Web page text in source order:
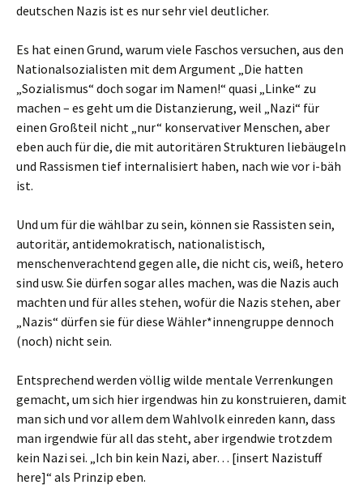
deutschen Nazis ist es nur sehr viel deutlicher.
Es hat einen Grund, warum viele Faschos versuchen, aus den
Nationalsozialisten mit dem Argument „Die hatten
„Sozialismus“ doch sogar im Namen!“ quasi „Linke“ zu
machen – es geht um die Distanzierung, weil „Nazi“ für
einen Großteil nicht „nur“ konservativer Menschen, aber
eben auch für die, die mit autoritären Strukturen liebäugeln
und Rassismen tief internalisiert haben, nach wie vor i-bäh
ist.
Und um für die wählbar zu sein, können sie Rassisten sein,
autoritär, antidemokratisch, nationalistisch,
menschenverachtend gegen alle, die nicht cis, weiß, hetero
sind usw. Sie dürfen sogar alles machen, was die Nazis auch
machten und für alles stehen, wofür die Nazis stehen, aber
„Nazis“ dürfen sie für diese Wähler*innengruppe dennoch
(noch) nicht sein.
Entsprechend werden völlig wilde mentale Verrenkungen
gemacht, um sich hier irgendwas hin zu konstruieren, damit
man sich und vor allem dem Wahlvolk einreden kann, dass
man irgendwie für all das steht, aber irgendwie trotzdem
kein Nazi sei. „Ich bin kein Nazi, aber… [insert Nazistuff
here]“ als Prinzip eben.